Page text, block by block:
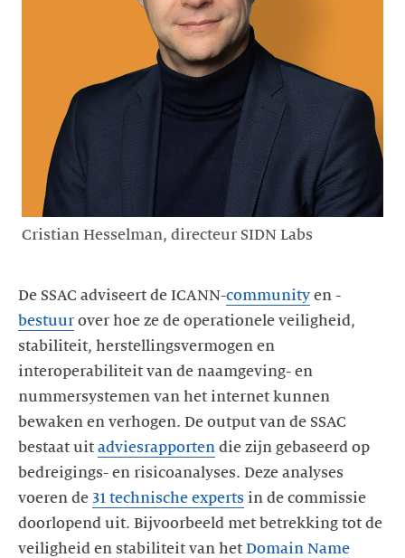
Cristian Hesselman, directeur SIDN Labs
De SSAC adviseert de ICANN-community en -
bestuur over hoe ze de operationele veiligheid,
stabiliteit, herstellingsvermogen en
interoperabiliteit van de naamgeving- en
nummersystemen van het internet kunnen
bewaken en verhogen. De output van de SSAC
bestaat uit adviesrapporten die zijn gebaseerd op
bedreigings- en risicoanalyses. Deze analyses
voeren de 31 technische experts in de commissie
doorlopend uit. Bijvoorbeeld met betrekking tot de
veiligheid en stabiliteit van het Domain Name